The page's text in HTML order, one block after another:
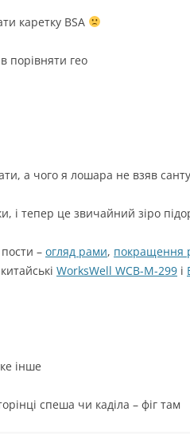
каретку BSA
порівняти гео
а чого я лошара не взяв
і тепер це звичайний зіро
– огляд рами, покращення
WorksWell WCB-M-299 і
інше
спеша чи каділа – фіг там